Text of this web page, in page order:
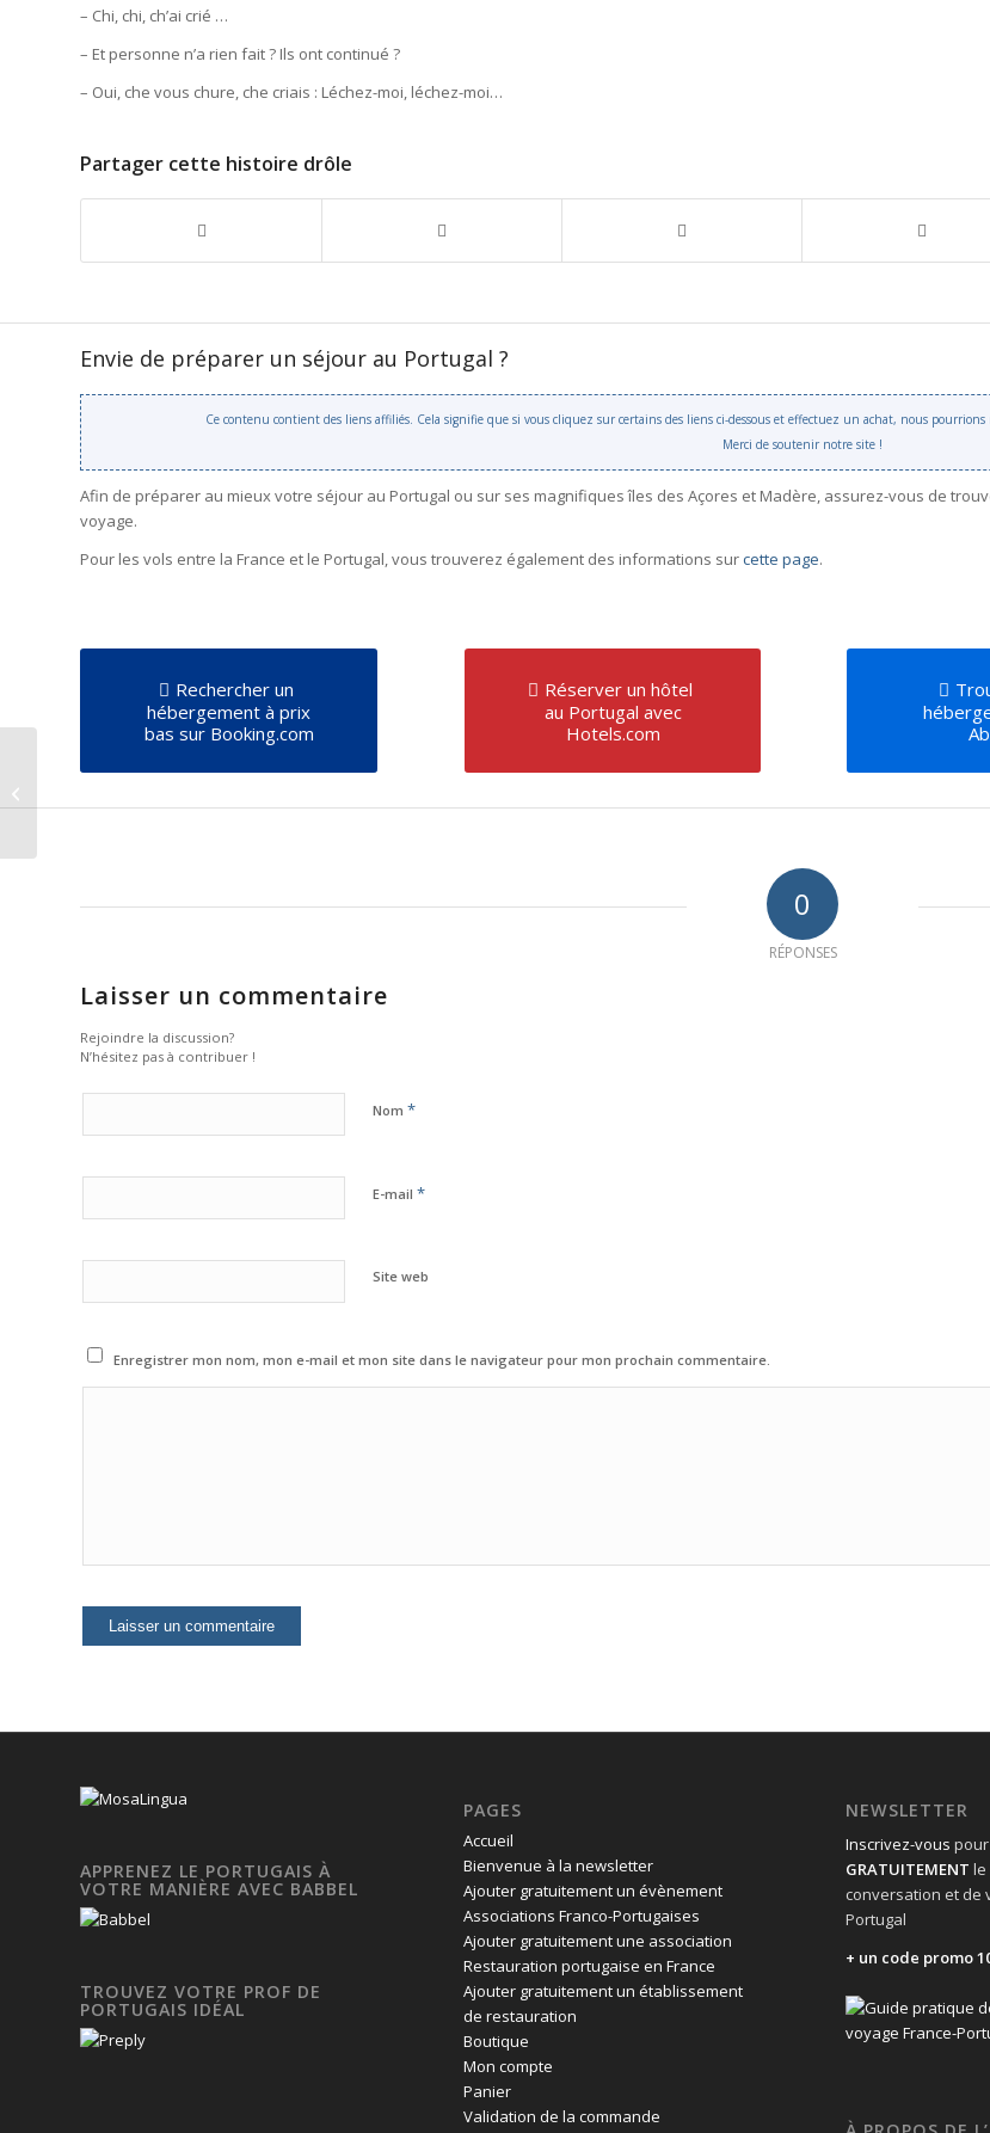
– Chi, chi, ch’ai crié …
– Et personne n’a rien fait ? Ils ont continué ?
– Oui, che vous chure, che criais : Léchez-moi, léchez-moi…
Partager cette histoire drôle
Envie de préparer un séjour au Portugal ?
Ce contenu contient des liens affiliés. Cela signifie que si vous cliquez sur certains des liens ci-dessous et effectuez un achat, nous pourrions
Merci de soutenir notre site !
Afin de préparer au mieux votre séjour au Portugal ou sur ses magnifiques îles des Açores et Madère, assurez-vous de
voyage.
Pour les vols entre la France et le Portugal, vous trouverez également des informations surcette page.
Rechercher un
hébergement à prix
bas sur Booking.com
Réserver un hôtel
au Portugal avec
Hotels.com
0
RÉPONSES
Laisser un commentaire
Rejoindre la discussion?
N’hésitez pas à contribuer !
Nom *
E-mail *
Site web
Enregistrer mon nom, mon e-mail et mon site dans le navigateur pour mon prochain commentaire.
APPRENEZ LE PORTUGAIS À
VOTRE MANIÈRE AVEC BABBEL
TROUVEZ VOTRE PROF DE
PORTUGAIS IDÉAL
PAGES
Accueil
Bienvenue à la newsletter
Ajouter gratuitement un évènement
Associations Franco-Portugaises
Ajouter gratuitement une association
Restauration portugaise en France
Ajouter gratuitement un établissement
de restauration
Boutique
Mon compte
Panier
Validation de la commande
NEWSLETTER
Inscrivez-vous
GRATUITEMENT le
conversation et de
Portugal
+ un code promo
Les portugais